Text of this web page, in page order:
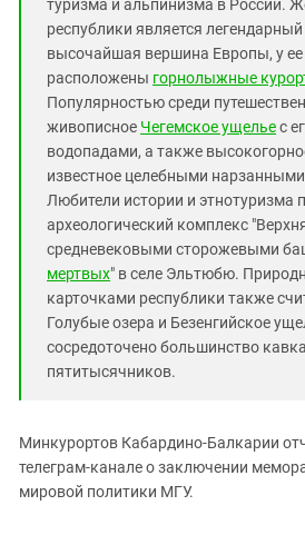
туризма и альпинизма в России.
республики является легендарный
высочайшая вершина Европы, у
расположены горнолыжные
Популярностью среди
живописное Чегемское ущельес
водопадами, а также
известное целебными
Любители истории и этнотуризма
археологический комплекс
средневековыми сторожевыми
мертвых" в селе Эльтюбю.
карточками республики также
Голубые озера и Безенгийское
сосредоточено большинство
пятитысячников.
Минкурортов Кабардино-Балкарии
телеграм-канале о заключении
мировой политики МГУ.